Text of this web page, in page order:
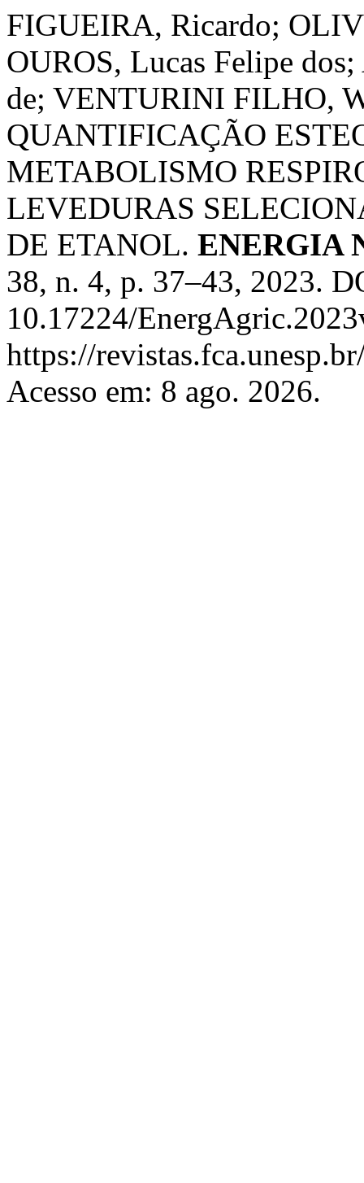
FIGUEIRA, Ricardo;
OUROS, Lucas Felipe
de; VENTURINI FILHO,
QUANTIFICAÇÃO
METABOLISMO
LEVEDURAS
DE ETANOL. ENERGIA
38, n. 4, p. 37–43, 2023.
10.17224/
https://
Acesso em: 8 ago. 2026.